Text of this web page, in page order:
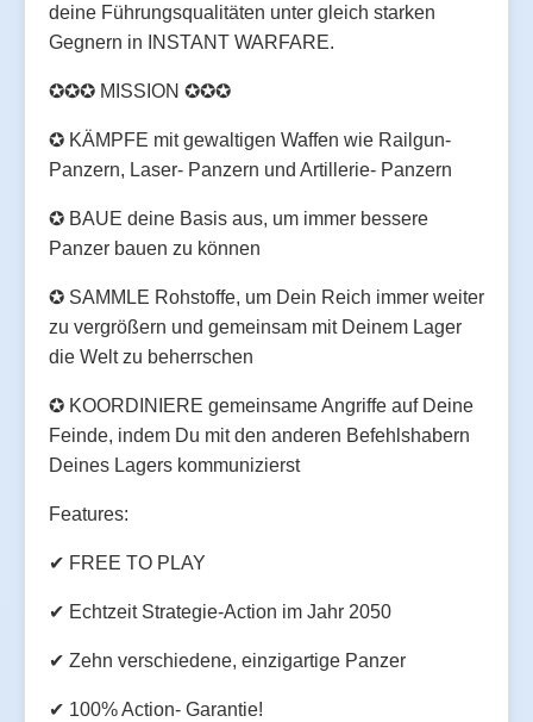
deine Führungsqualitäten unter gleich starken
Gegnern in INSTANT WARFARE.
✪✪✪ MISSION ✪✪✪
✪ KÄMPFE mit gewaltigen Waffen wie Railgun-
Panzern, Laser- Panzern und Artillerie- Panzern
✪ BAUE deine Basis aus, um immer bessere
Panzer bauen zu können
✪ SAMMLE Rohstoffe, um Dein Reich immer weiter
zu vergrößern und gemeinsam mit Deinem Lager
die Welt zu beherrschen
✪ KOORDINIERE gemeinsame Angriffe auf Deine
Feinde, indem Du mit den anderen Befehlshabern
Deines Lagers kommunizierst
Features:
✔ FREE TO PLAY
✔ Echtzeit Strategie-Action im Jahr 2050
✔ Zehn verschiedene, einzigartige Panzer
✔ 100% Action- Garantie!